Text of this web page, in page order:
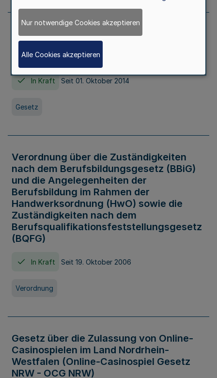
Gesetz über die Hochschulen des Landes
Nordrhein-Westfalen (Hochschulgesetz -
HG)
In Kraft Seit 01. Oktober 2014
Gesetz
Verordnung über die Zuständigkeiten
nach dem Berufsbildungsgesetz (BBiG)
und die Angelegenheiten der
Berufsbildung im Rahmen der
Handwerksordnung (HwO) sowie die
Zuständigkeiten nach dem
Berufsqualifikationsfeststellungsgesetz
(BQFG)
In Kraft Seit 19. Oktober 2006
Verordnung
Gesetz über die Zulassung von Online-
Casinospielen im Land Nordrhein-
Westfalen (Online-Casinospiel Gesetz
NRW - OCG NRW)
Nur notwendige Cookies akzeptieren
Alle Cookies akzeptieren